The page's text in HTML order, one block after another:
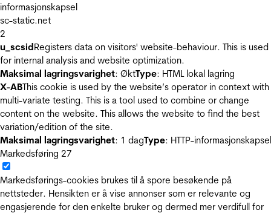
informasjonskapsel
sc-static.net
2
u_scsidRegisters data on visitors' website-behaviour. This is used
for internal analysis and website optimization.
Maksimal lagringsvarighet: ØktType: HTML lokal lagring
X-ABThis cookie is used by the website’s operator in context with
multi-variate testing. This is a tool used to combine or change
content on the website. This allows the website to find the best
variation/edition of the site.
Maksimal lagringsvarighet: 1 dagType: HTTP-informasjonskapsel
Markedsføring 27
Markedsførings-cookies brukes til å spore besøkende på
nettsteder. Hensikten er å vise annonser som er relevante og
engasjerende for den enkelte bruker og dermed mer verdifull for